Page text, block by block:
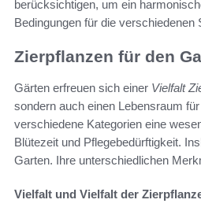
berücksichtigen, um ein
Bedingungen für die
Zierpflanzen für den
Gärten erfreuen sich einer Vielfalt
sondern auch einen Lebensraum
verschiedene Kategorien eine
Blütezeit und Pflegebedürftigkeit.
Garten. Ihre unterschiedlichen
Vielfalt und Vielfalt der